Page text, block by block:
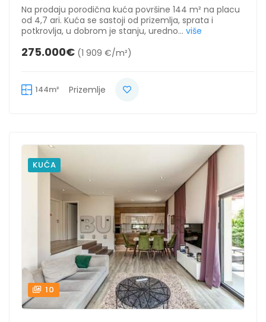
Na prodaju porodična kuća površine 144 m² na placu
od 4,7 ari. Kuća se sastoji od prizemlja, sprata i
potkrovlja, u dobrom je stanju, uredno... više
275.000€ (1 909 €/m²)
144m² Prizemlje
KUĆA
10